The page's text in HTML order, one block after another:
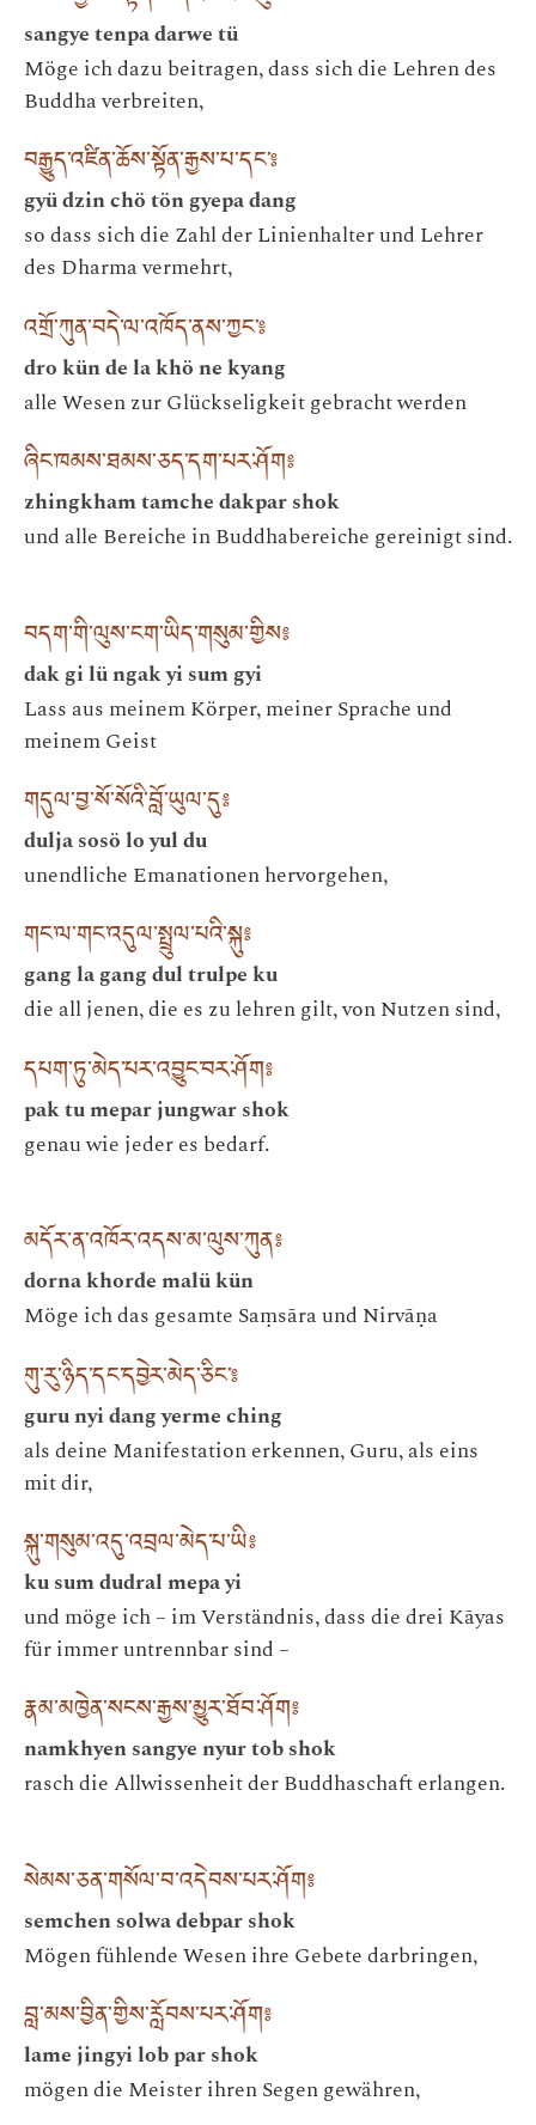
sangye tenpa darwe tü
Möge ich dazu beitragen, dass sich die Lehren des
Buddha verbreiten,
བརྒྱུད་འཛིན་ཆོས་སྟོན་རྒྱས་པ་དང་༔
gyü dzin chö tön gyepa dang
so dass sich die Zahl der Linienhalter und Lehrer
des Dharma vermehrt,
འགྲོ་ཀུན་བདེ་ལ་འཁོད་ནས་ཀྱང་༔
dro kün de la khö ne kyang
alle Wesen zur Glückseligkeit gebracht werden
ཞིང་ཁམས་ཐམས་ཅད་དག་པར་ཤོག༔
zhingkham tamche dakpar shok
und alle Bereiche in Buddhabereiche gereinigt sind.
བདག་གི་ལུས་ངག་ཡིད་གསུམ་གྱིས༔
dak gi lü ngak yi sum gyi
Lass aus meinem Körper, meiner Sprache und
meinem Geist
གདུལ་བྱ་སོ་སོའི་བློ་ཡུལ་དུ༔
dulja sosö lo yul du
unendliche Emanationen hervorgehen,
གང་ལ་གང་འདུལ་སྤྲུལ་པའི་སྐུ༔
gang la gang dul trulpe ku
die all jenen, die es zu lehren gilt, von Nutzen sind,
དཔག་ཏུ་མེད་པར་འབྱུང་བར་ཤོག༔
pak tu mepar jungwar shok
genau wie jeder es bedarf.
མདོར་ན་འཁོར་འདས་མ་ལུས་ཀུན༔
dorna khorde malü kün
Möge ich das gesamte Saṃsāra und Nirvāṇa
གུ་རུ་ཉིད་དང་དབྱེར་མེད་ཅིང་༔
guru nyi dang yerme ching
als deine Manifestation erkennen, Guru, als eins
mit dir,
སྐུ་གསུམ་འདུ་འབྲལ་མེད་པ་ཡི༔
ku sum dudral mepa yi
und möge ich – im Verständnis, dass die drei Kāyas
für immer untrennbar sind –
རྣམ་མཁྱེན་སངས་རྒྱས་མྱུར་ཐོབ་ཤོག༔
namkhyen sangye nyur tob shok
rasch die Allwissenheit der Buddhaschaft erlangen.
སེམས་ཅན་གསོལ་བ་འདེབས་པར་ཤོག༔
semchen solwa debpar shok
Mögen fühlende Wesen ihre Gebete darbringen,
བླ་མས་བྱིན་གྱིས་རློབས་པར་ཤོག༔
lame jingyi lob par shok
mögen die Meister ihren Segen gewähren,